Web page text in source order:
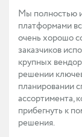
Мы полностью
платформами
очень хорошо
заказчиков
крупных
решении
планировании
ассортимента,
прибегнуть к
решения.